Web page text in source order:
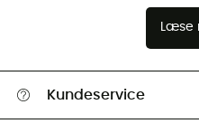
Læse
Kundeservice